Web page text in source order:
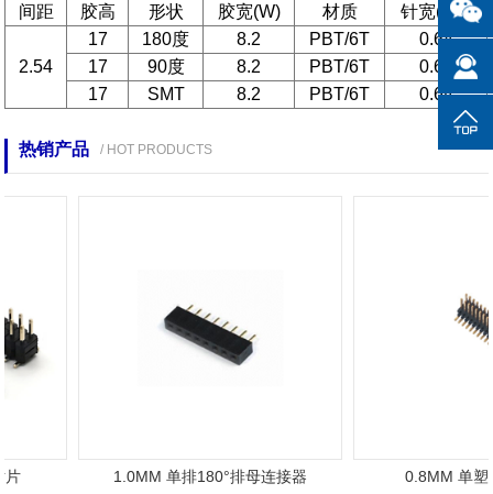
间距 胶高 形状 胶宽(W) 材质 针宽(SQ)
2.54
17 180度 8.2 PBT/6T
0.64
17
90度 8.2 PBT/6T
0.64
17
SMT 8.2 PBT/6T 0.64
热销产品 / HOT PRODUCTS
1.0MM 单排180°排母连接器 0.8MM 单塑